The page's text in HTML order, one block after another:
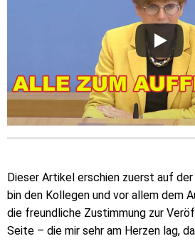
Dieser Artikel erschien zuerst auf der
bin den Kollegen und vor allem dem
die freundliche Zustimmung zur
Seite – die mir sehr am Herzen lag,